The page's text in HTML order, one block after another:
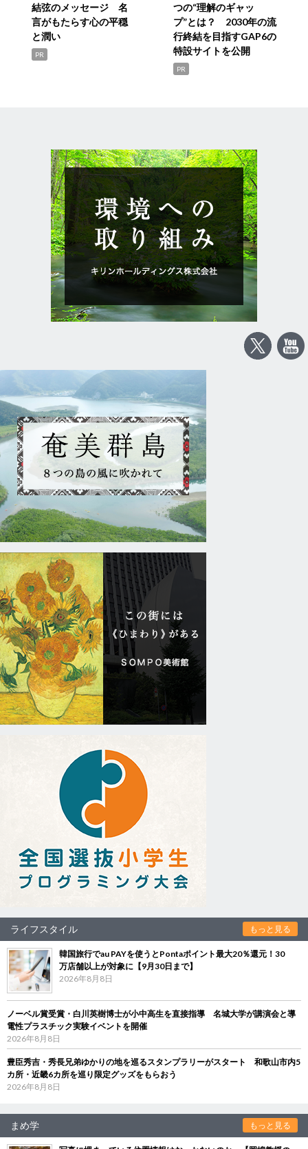
結弦のメッセージ 名
言がもたらす心の平穏
と潤い
PR
つの“理解のギャッ
プ”とは？ 2030年の流
行終結を目指すGAP6の
特設サイトを公開
PR
ライフスタイル もっと見る
韓国旅行でau PAYを使うとPontaポイント最大20％還元！30
万店舗以上が対象に【9月30日まで】
2026年8月8日
ノーベル賞受賞・白川英樹博士が小中高生を直接指導 名城大学が講演会と導
電性プラスチック実験イベントを開催
2026年8月8日
豊臣秀吉・秀長兄弟ゆかりの地を巡るスタンプラリーがスタート 和歌山市内5
カ所・近畿6カ所を巡り限定グッズをもらおう
2026年8月8日
まめ学 もっと見る